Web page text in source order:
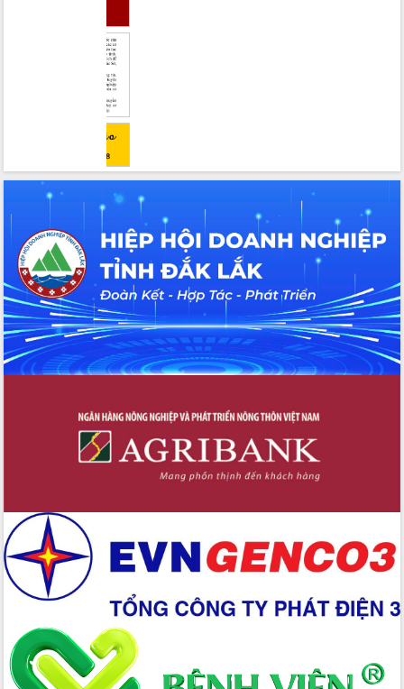
công tác cải cách thủ tục hành chính
tại Trung tâm Phục vụ hành chính
Đắk Lắk: Tôn vinh 46 giải pháp tại Hội
thi Sáng tạo Kỹ thuật 2024 - 2025
Đắk Lắk rà soát, điều chỉnh Đề án 190
về phát triển nuôi trồng thủy sản
Phó Chủ tịch UBND tỉnh Đắk Lắk
Trương Công Thái kiểm tra thực địa
Dự án cao tốc Khánh Hòa - Buôn Ma
Thuột
Định vị cà phê Việt Nam như một “di
sản sống” trong dòng chảy toàn cầu
Xây dựng nông thôn mới: Nâng cao đời
sống người dân từ những mô hình thiết
thực
Quyết liệt tháo gỡ vướng mắc, đẩy
nhanh tiến độ các dự án trọng điểm
Hòn Yến phát triển du lịch gắn với bảo
Lấy ý kiến điều chỉnh Quy hoạch tỉnh
Đắk Lắk thời kỳ 2021-2030, tầm nhìn
Phát động chiến dịch 30 ngày đêm
giải phóng mặt bằng Tuyến đường bộ
ven biển
Đắk Lắk nỗ lực thúc đẩy tăng trưởng
kinh tế từ 10% trở lên trong Quý
II/2026
Đắk Lắk ký kết thỏa thuận hợp tác về
chuyển đổi số giai đoạn 2026 – 2030
với Tập đoàn Bưu chính Viễn thông
Việt Nam